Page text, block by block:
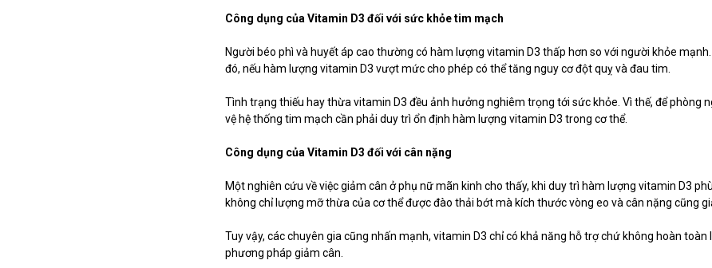
Công dụng của Vitamin D3 đối với sức khỏe tim mạch
Người béo phì và huyết áp cao thường có hàm lượng vitamin D3 thấp hơn so với người khỏe
đó, nếu hàm lượng vitamin D3 vượt mức cho phép có thể tăng nguy cơ đột quỵ và đau tim.
Tình trạng thiếu hay thừa vitamin D3 đều ảnh hưởng nghiêm trọng tới sức khỏe. Vì thế, để phòng
vệ hệ thống tim mạch cần phải duy trì ổn định hàm lượng vitamin D3 trong cơ thể.
Công dụng của Vitamin D3 đối với cân nặng
Một nghiên cứu về việc giảm cân ở phụ nữ mãn kinh cho thấy, khi duy trì hàm lượng vitamin D3
không chỉ lượng mỡ thừa của cơ thể được đào thải bớt mà kích thước vòng eo và cân nặng cũng
Tuy vậy, các chuyên gia cũng nhấn mạnh, vitamin D3 chỉ có khả năng hỗ trợ chứ không hoàn toàn
phương pháp giảm cân.